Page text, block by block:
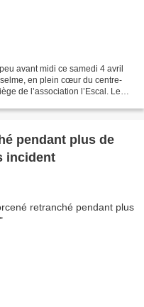
avant midi ce samedi 4 avril
en plein cœur du centre-
de l’association l’Escal. Le
pendant plus de
incident